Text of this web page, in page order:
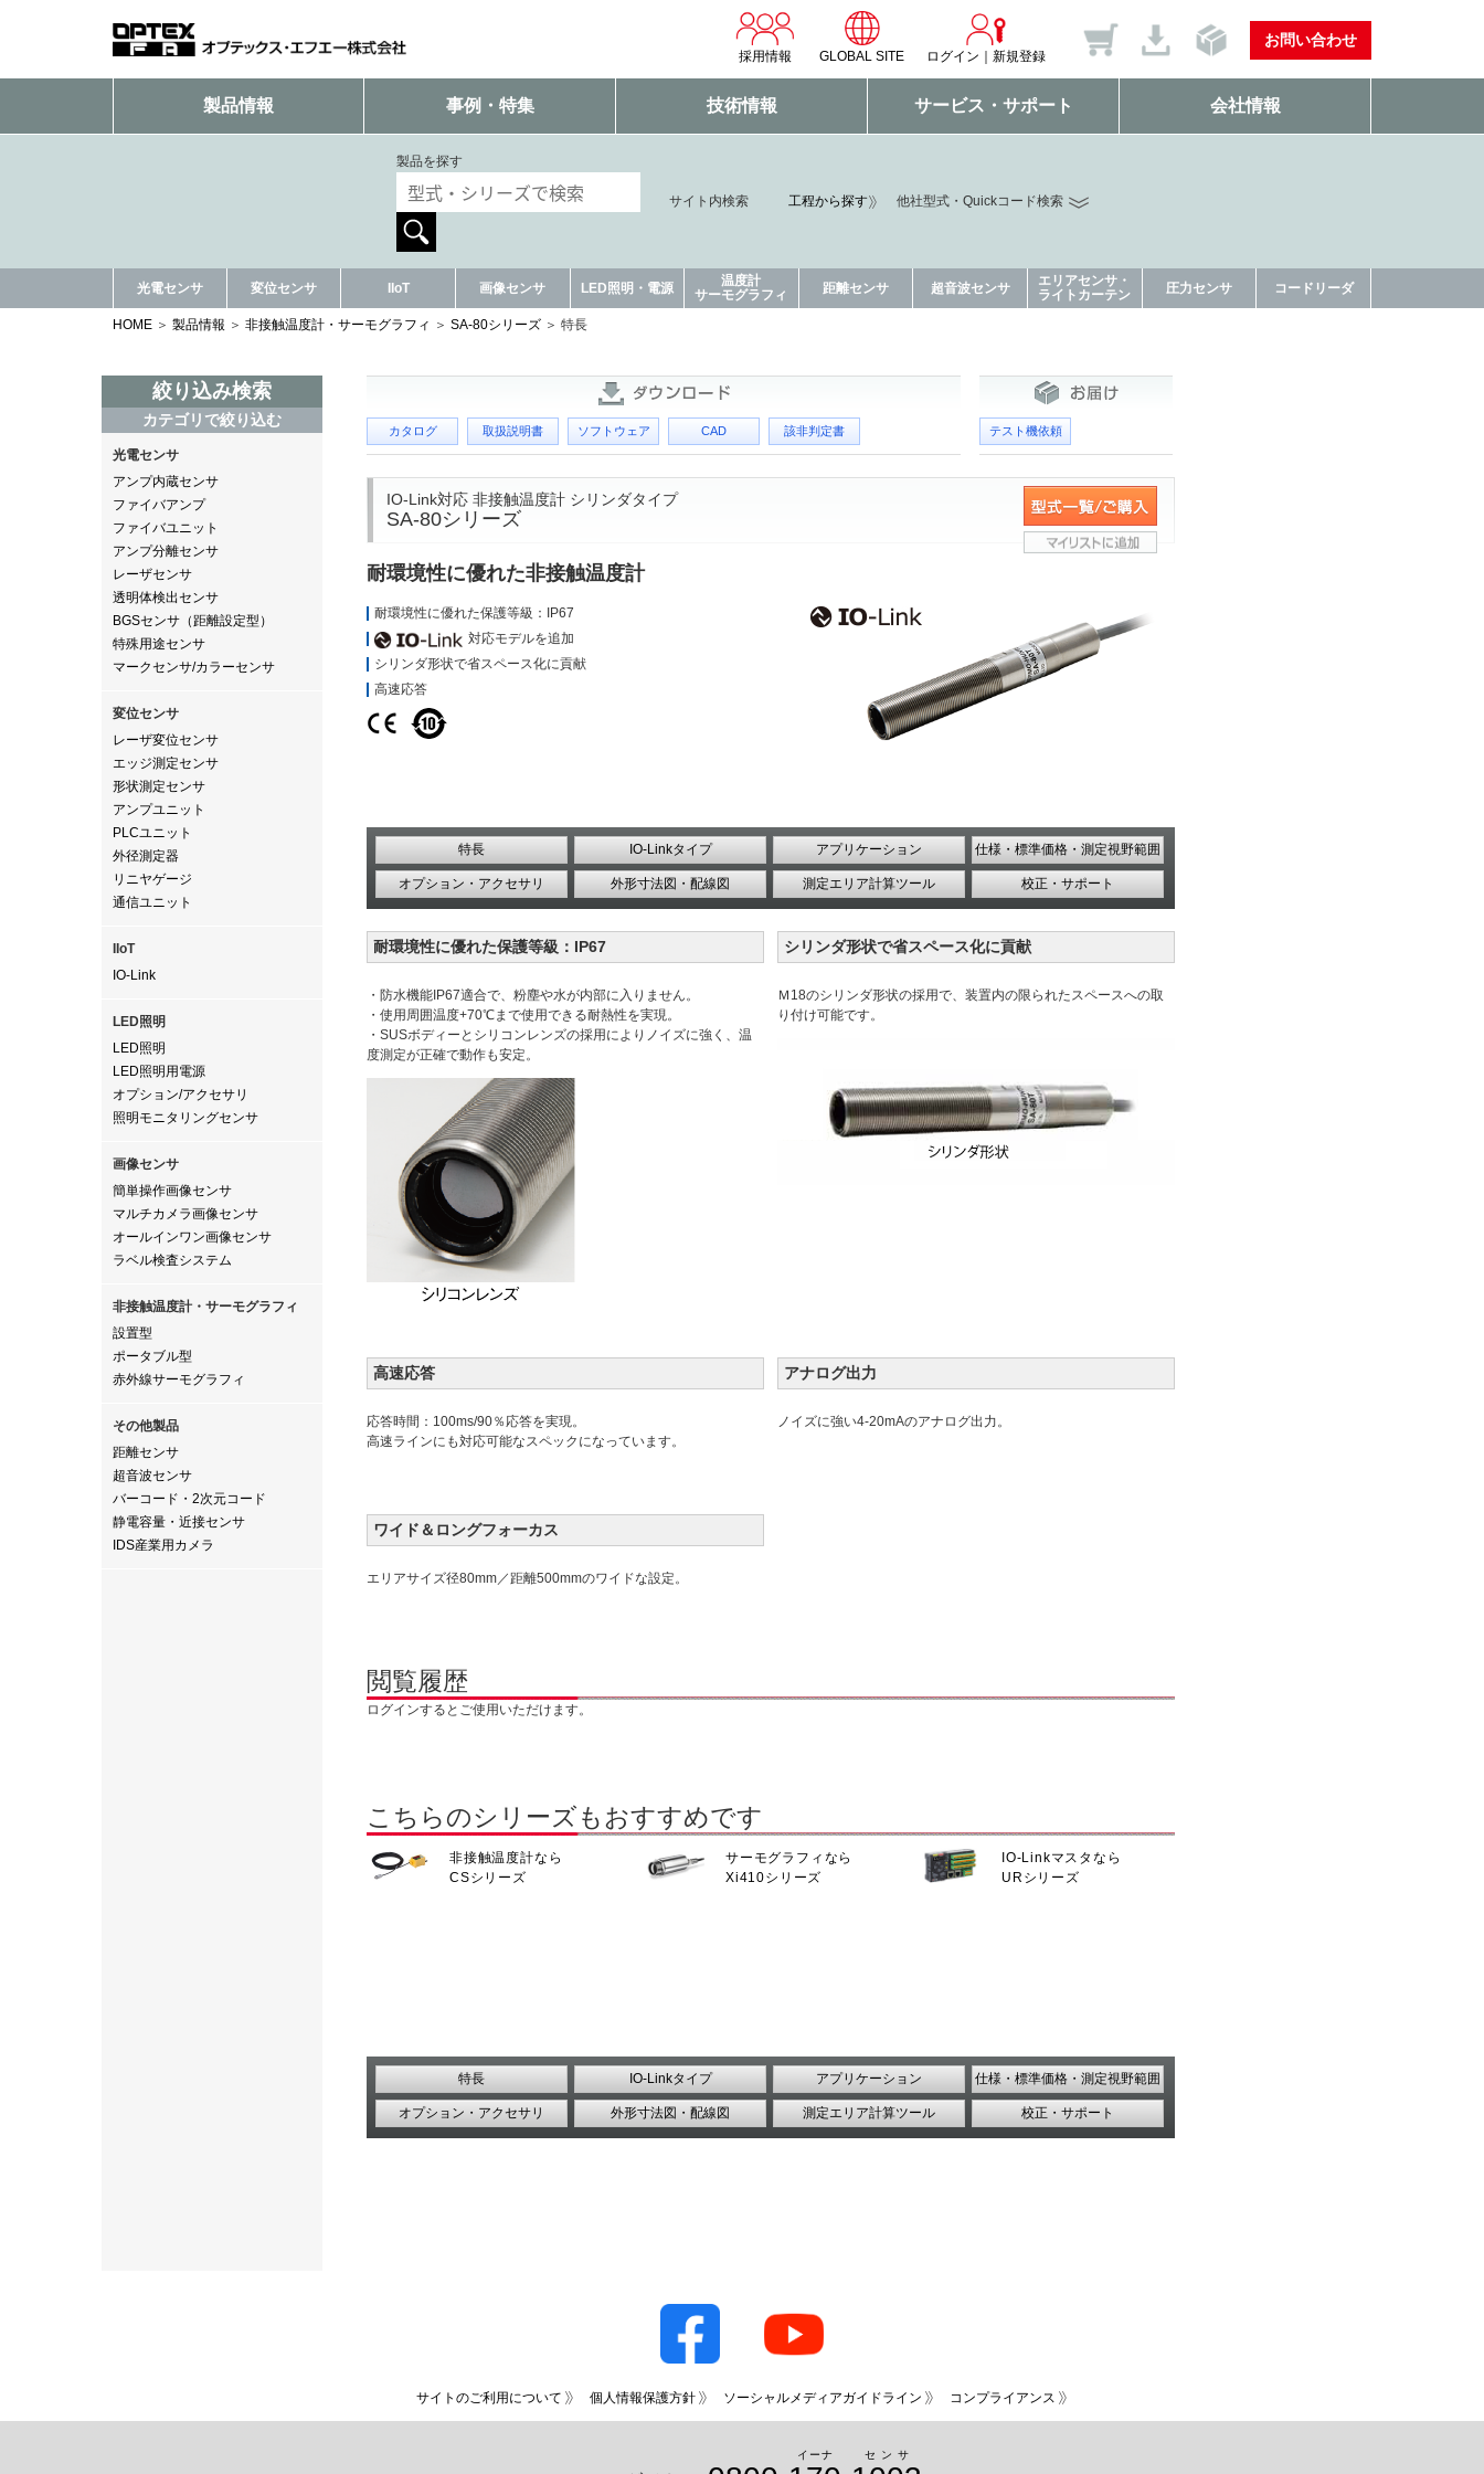
採用情報 GLOBAL SITE ログイン 新規登録
お問い合わせ
製品情報 事例・特集 技術情報 サービス・サポート 会社情報
製品を探す
サイト内検索 工程から探す 他社型式・Quickコード検索
光電センサ 変位センサ IIoT 画像センサ LED照明・電源
温度計
サーモグラフィ
距離センサ 超音波センサ
エリアセンサ・
ライトカーテン
圧力センサ コードリーダ
HOME 製品情報 非接触温度計・サーモグラフィ SA-80シリーズ 特長
絞り込み検索
カテゴリで絞り込む
光電センサ
アンプ内蔵センサ
ファイバアンプ
ファイバユニット
アンプ分離センサ
レーザセンサ
透明体検出センサ
BGSセンサ（距離設定型）
特殊用途センサ
マークセンサ/カラーセンサ
変位センサ
レーザ変位センサ
エッジ測定センサ
形状測定センサ
アンプユニット
PLCユニット
外径測定器
リニヤゲージ
通信ユニット
IIoT
IO-Link
LED照明
LED照明
LED照明用電源
オプション/アクセサリ
照明モニタリングセンサ
画像センサ
簡単操作画像センサ
マルチカメラ画像センサ
オールインワン画像センサ
ラベル検査システム
非接触温度計・サーモグラフィ
設置型
ポータブル型
赤外線サーモグラフィ
その他製品
距離センサ
超音波センサ
バーコード・2次元コード
静電容量・近接センサ
IDS産業用カメラ
カタログ 取扱説明書 ソフトウェア CAD 該非判定書 テスト機依頼
IO-Link対応 非接触温度計 シリンダタイプ
SA-80シリーズ
耐環境性に優れた非接触温度計
耐環境性に優れた保護等級：IP67
対応モデルを追加
シリンダ形状で省スペース化に貢献
高速応答
特長 IO-Linkタイプ アプリケーション 仕様・標準価格・測定視野範囲
オプション・アクセサリ 外形寸法図・配線図 測定エリア計算ツール 校正・サポート
耐環境性に優れた保護等級：IP67
・防水機能IP67適合で、粉塵や水が内部に入りません。
・使用周囲温度+70℃まで使用できる耐熱性を実現。
・SUSボディーとシリコンレンズの採用によりノイズに強く、温
度測定が正確で動作も安定。
シリンダ形状で省スペース化に貢献
Ｍ18のシリンダ形状の採用で、装置内の限られたスペースへの取
り付け可能です。
高速応答
応答時間：100ms/90％応答を実現。
高速ラインにも対応可能なスペックになっています。
アナログ出力
ノイズに強い4-20mAのアナログ出力。
ワイド＆ロングフォーカス
エリアサイズ径80mm／距離500mmのワイドな設定。
閲覧履歴
ログインするとご使用いただけます。
こちらのシリーズもおすすめです
非接触温度計なら
CSシリーズ
サーモグラフィなら
Xi410シリーズ
IO-Linkマスタなら
URシリーズ
特長 IO-Linkタイプ アプリケーション 仕様・標準価格・測定視野範囲
オプション・アクセサリ 外形寸法図・配線図 測定エリア計算ツール 校正・サポート
サイトのご利用について 個人情報保護方針 ソーシャルメディアガイドライン コンプライアンス
イーナ センサ